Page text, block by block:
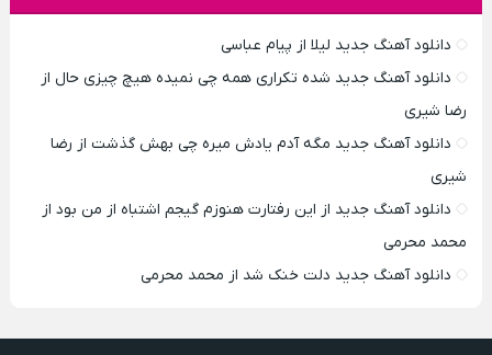
دانلود آهنگ جدید لیلا از پیام عباسی
دانلود آهنگ جدید شده تکراری همه چی نمیده هیچ چیزی حال از
رضا شیری
دانلود آهنگ جدید مگه آدم یادش میره چی بهش گذشت از رضا
شیری
دانلود آهنگ جدید از این رفتارت هنوزم گیجم اشتباه از من بود از
محمد محرمی
دانلود آهنگ جدید دلت خنک شد از محمد محرمی